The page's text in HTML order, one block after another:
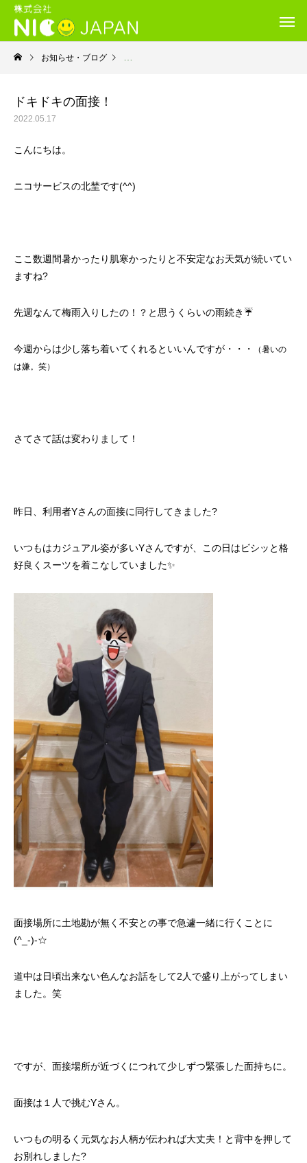
お知らせ・ブログ 就労継続支援B型・ニコサービス
ドキドキの面接！
2022.05.17
こんにちは。
ニコサービスの北埜です(^^)
ここ数週間暑かったり肌寒かったりと不安定なお天気が続いてい
ますね?
先週なんて梅雨入りしたの！？と思うくらいの雨続き☔
今週からは少し落ち着いてくれるといいんですが・・・
（暑いの
は嫌。笑）
さてさて話は変わりまして！
昨日、利用者Yさんの面接に同行してきました?
いつもはカジュアル姿が多いYさんですが、この日はビシッと格
好良くスーツを着こなしていました✨
面接場所に土地勘が無く不安との事で急遽一緒に行くことに
(^_-)-☆
道中は日頃出来ない色んなお話をして2人で盛り上がってしまい
ました。笑
ですが、面接場所が近づくにつれて少しずつ緊張した面持ちに。
面接は１人で挑むYさん。
いつもの明るく元気なお人柄が伝われば大丈夫！と背中を押して
お別れしました?